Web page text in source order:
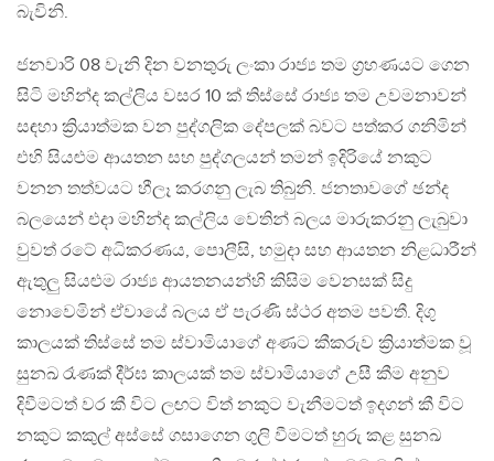
බැවිනි.
ජනවාරි 08 වැනි දින වනතුරු ලංකා රාජ්‍ය තම ග්‍රහණයට ගෙන
සිටි මහින්ද කල්ලිය වසර 10 ක් තිස්සේ රාජ්‍ය තම උවමනාවන්
සඳහා ක්‍රියාත්මක වන පුද්ගලික දේපලක් බවට පත්කර ගනිමින්
එහි සියළුම ආයතන සහ පුද්ගලයන් තමන් ඉදිරියේ නකුට
වනන තත්වයට හීලෑ කරගනු ලැබ තිබුනි. ජනතාවගේ ඡන්ද
බලයෙන් එදා මහින්ද කල්ලිය වෙතින් බලය මාරුකරනු ලැබුවා
වුවත් රටේ අධිකරණය, පොලීසි, හමුදා සහ ආයතන නිළධාරීන්
ඇතුලු සියළුම රාජ්‍ය ආයතනයන්හි කිසිම වෙනසක් සිදු
නොවෙමින් ඒවායේ බලය ඒ පැරණි ස්ථර අතම පවතී. දිගු
කාලයක් තිස්සේ තම ස්වාමියාගේ අණට කීකරුව ක්‍රියාත්මක වූ
සුනඛ රෑණක් දීර්ඝ කාලයක් තම ස්වාමියාගේ උසී කීම අනුව
දිවීමටත් වර කී විට ලඟට විත් නකුට වැනීමටත් ඉදගන් කී විට
නකුට කකුල් අස්සේ ගසාගෙන ගුලි වීමටත් හුරු කළ සුනඛ